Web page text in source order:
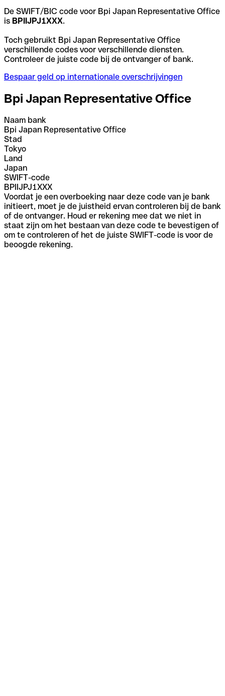
De SWIFT/BIC code voor Bpi Japan Representative Office
is BPIIJPJ1XXX.
Toch gebruikt Bpi Japan Representative Office
verschillende codes voor verschillende diensten.
Controleer de juiste code bij de ontvanger of bank.
Bespaar geld op internationale overschrijvingen
Bpi Japan Representative Office
Naam bank
Bpi Japan Representative Office
Stad
Tokyo
Land
Japan
SWIFT-code
BPIIJPJ1XXX
Voordat je een overboeking naar deze code van je bank
initieert, moet je de juistheid ervan controleren bij de bank
of de ontvanger. Houd er rekening mee dat we niet in
staat zijn om het bestaan van deze code te bevestigen of
om te controleren of het de juiste SWIFT-code is voor de
beoogde rekening.